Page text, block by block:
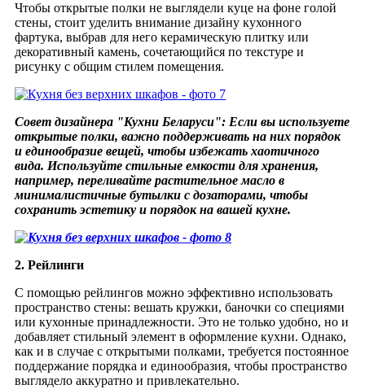
Чтобы открытые полки не выглядели куце на фоне голой
стены, стоит уделить внимание дизайну кухонного
фартука, выбрав для него керамическую плитку или
декоративный камень, сочетающийся по текстуре и
рисунку с общим стилем помещения.
Совет дизайнера "Кухни Беларуси": Если вы используете
открытые полки, важно поддерживать на них порядок
и единообразие вещей, чтобы избежать хаотичного
вида. Используйте стильные емкости для хранения,
например, переливайте растительное масло в
минималистичные бутылки с дозаторами, чтобы
сохранить эстетику и порядок на вашей кухне.
2. Рейлинги
С помощью рейлингов можно эффективно использовать
пространство стены: вешать кружки, баночки со специями
или кухонные принадлежности. Это не только удобно, но и
добавляет стильный элемент в оформление кухни. Однако,
как и в случае с открытыми полками, требуется постоянное
поддержание порядка и единообразия, чтобы пространство
выглядело аккуратно и привлекательно.